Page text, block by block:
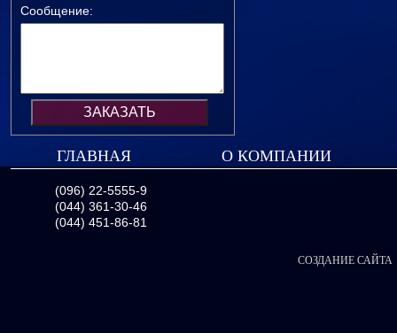
Сообщение:
ГЛАВНАЯ О КОМПАНИИ
(096) 22-5555-9
(044) 361-30-46
(044) 451-86-81
СОЗДАНИЕ САЙТА